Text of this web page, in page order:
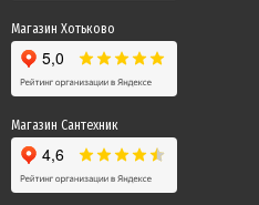
Магазин Хотьково
Магазин Сантехник